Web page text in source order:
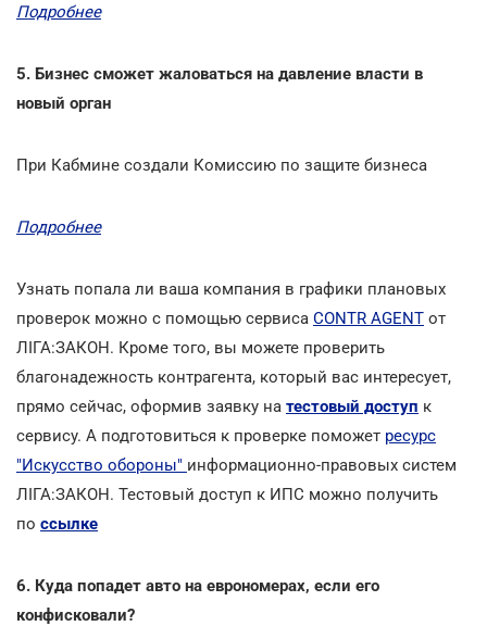
Подробнее
5. Бизнес сможет жаловаться на давление власти в
новый орган
При Кабмине создали Комиссию по защите бизнеса
Подробнее
Узнать попала ли ваша компания в графики плановых
проверок можно с помощью сервиса CONTR AGENT от
ЛІГА:ЗАКОН. Кроме того, вы можете проверить
благонадежность контрагента, который вас интересует,
прямо сейчас, оформив заявку на тестовый доступ к
сервису. А подготовиться к проверке поможет ресурс
"Искусство обороны" информационно-правовых систем
ЛІГА:ЗАКОН. Тестовый доступ к ИПС можно получить
по ссылке
6. Куда попадет авто на еврономерах, если его
конфисковали?